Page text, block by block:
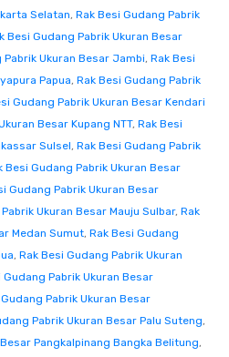
Selatan, Rak Besi Gudang Pabrik
Besi Gudang Pabrik Ukuran Besar
Pabrik Ukuran Besar Jambi, Rak Besi
Papua, Rak Besi Gudang Pabrik
Gudang Pabrik Ukuran Besar Kendari
Besar Kupang NTT, Rak Besi
Sulsel, Rak Besi Gudang Pabrik
Besi Gudang Pabrik Ukuran Besar
Gudang Pabrik Ukuran Besar
Ukuran Besar Mauju Sulbar, Rak
Medan Sumut, Rak Besi Gudang
, Rak Besi Gudang Pabrik Ukuran
Gudang Pabrik Ukuran Besar
Pabrik Ukuran Besar
Pabrik Ukuran Besar Palu Suteng,
Pangkalpinang Bangka Belitung,